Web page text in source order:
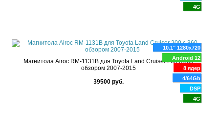
4G
10.1" 1280x720
Android 12
8 ядер
4/64Gb
DSP
4G
Магнитола Airoc RМ-1131B для Toyota Land Cruiser 200 с 360
обзором 2007-2015
39500 руб.